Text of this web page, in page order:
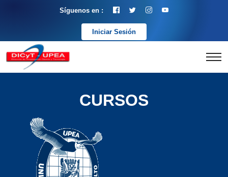
Síguenos en :
Iniciar Sesión
CURSOS